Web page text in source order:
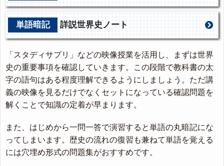
単語暗記 詳説世界史ノート
「スタディサプリ」などの映像授業を活用し、まずは世界
史の重要事項を確認していきます。この段階で教科書の太
字の語句はある程度理解できるようにしましょう。ただ講
義の映像を見るだけでなくセットになっている確認問題を
解くことで知識の定着が早まります。
また、はじめから一問一答で演習すると単語の丸暗記にな
ってしまいます。歴史の流れの復習も兼ねて単語を覚える
には穴埋め形式の問題集がおすすめです。